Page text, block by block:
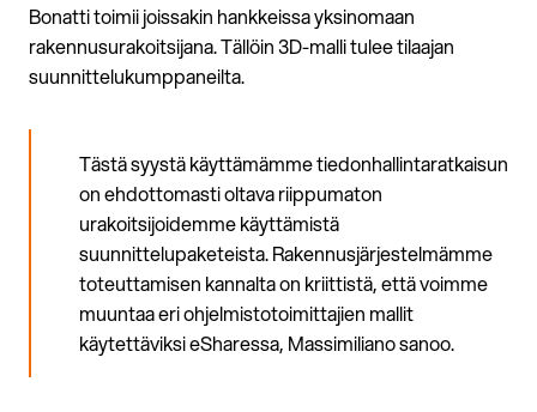
Bonatti toimii joissakin hankkeissa yksinomaan
rakennusurakoitsijana. Tällöin 3D-malli tulee tilaajan
suunnittelukumppaneilta.
Tästä syystä käyttämämme tiedonhallintaratkaisun
on ehdottomasti oltava riippumaton
urakoitsijoidemme käyttämistä
suunnittelupaketeista. Rakennusjärjestelmämme
toteuttamisen kannalta on kriittistä, että voimme
muuntaa eri ohjelmistotoimittajien mallit
käytettäviksi eSharessa, Massimiliano sanoo.